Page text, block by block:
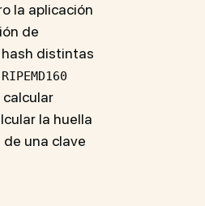
la aplicación
de
distintas
RIPEMD160
la huella
una clave